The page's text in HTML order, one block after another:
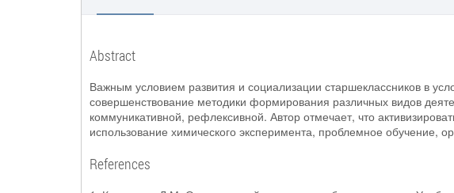
Abstract
Важным условием развития и социализации старшеклассников в
совершенствование методики формирования различных видов
коммуникативной, рефлексивной. Автор отмечает, что
использование химического эксперимента, проблемное обучение,
References